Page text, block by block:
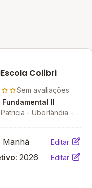
Escola Colibri
Sem avaliações
Fundamental II
- Uberlândia -
Manhã Editar
2026 Editar